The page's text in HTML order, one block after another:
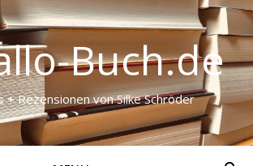
Buch.de
+ Rezensionen von Silke Schröder